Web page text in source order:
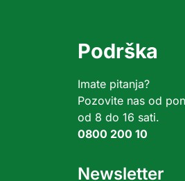
Podrška
Imate pitanja?
Pozovite nas od
od 8 do 16 sati.
0800 200 10
Newsletter